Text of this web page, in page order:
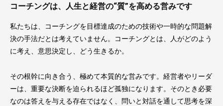
コーチングは、人生と経営の“質”を高める営みです
私たちは、コーチングを目標達成のための技術や一時的な問題解
決の手法だとは考えていません。コーチングとは、人がどのよう
に考え、意思決定し、どう生きるか。
その根幹に向き合う、極めて本質的な営みです。経営者やリーダ
ーは、重要な決断を迫られるほど孤独になります。そのとき必要
なのは答えを与える存在ではなく、問いと対話を通して思考を深